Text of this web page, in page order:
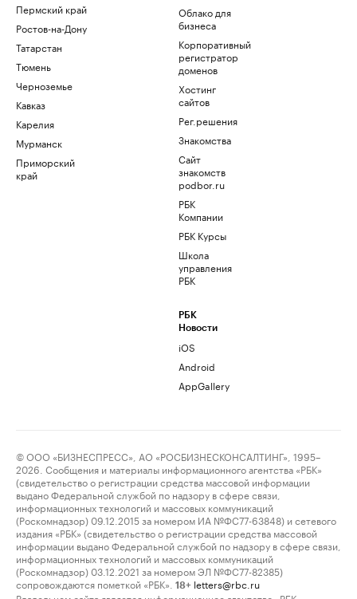
Пермский край
Ростов-на-Дону
Татарстан
Тюмень
Черноземье
Кавказ
Карелия
Мурманск
Приморский
край
Облако для
бизнеса
Корпоративный
регистратор
доменов
Хостинг
сайтов
Рег.решения
Знакомства
Сайт
знакомств
podbor.ru
РБК
Компании
РБК Курсы
Школа
управления
РБК
РБК
Новости
iOS
Android
AppGallery
© ООО «БИЗНЕСПРЕСС», АО «РОСБИЗНЕСКОНСАЛТИНГ», 1995–
2026. Сообщения и материалы информационного агентства «РБК»
(свидетельство о регистрации средства массовой информации
выдано Федеральной службой по надзору в сфере связи,
информационных технологий и массовых коммуникаций
(Роскомнадзор) 09.12.2015 за номером ИА №ФС77-63848) и сетевого
издания «РБК» (свидетельство о регистрации средства массовой
информации выдано Федеральной службой по надзору в сфере связи,
информационных технологий и массовых коммуникаций
(Роскомнадзор) 03.12.2021 за номером ЭЛ №ФС77-82385)
сопровождаются пометкой «РБК».
18+ letters@rbc.ru